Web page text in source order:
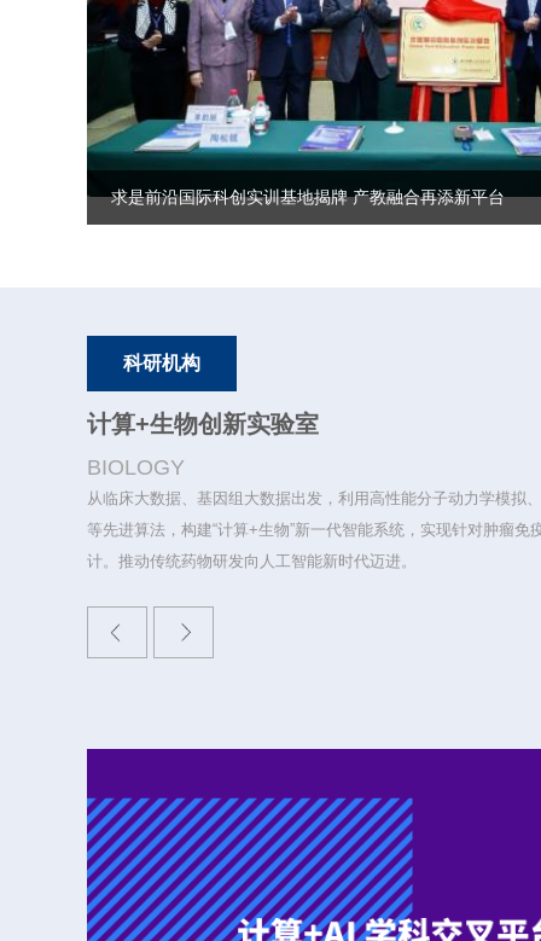
求是前沿国际科创实训基地揭牌 产教融合再添新平台
科研机构
计算+生物创新实验室
BIOLOGY
从临床大数据、基因组大数据出发，利用高性能分子动力学模拟
等先进算法，构建“计算+生物”新一代智能系统，实现针对肿瘤免
计。推动传统药物研发向人工智能新时代迈进。